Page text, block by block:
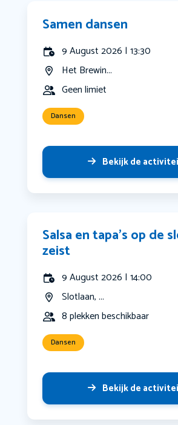
Samen dansen
9 August 2026 | 13:30
Het Brewin...
Geen limiet
Dansen
Bekijk de
Salsa en tapa’s op de
zeist
9 August 2026 | 14:00
Slotlaan, ...
8 plekken beschikbaar
Dansen
Bekijk de